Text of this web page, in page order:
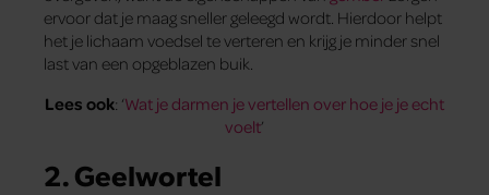
ervoor dat je maag sneller geleegd wordt. Hierdoor helpt
het je lichaam voedsel te verteren en krijg je minder snel
last van een opgeblazen buik.
Lees ook: ‘Wat je darmen je vertellen over hoe je je echt
voelt’
2. Geelwortel